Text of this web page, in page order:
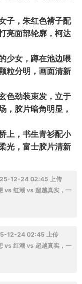
子，朱红色褙子配
亮面部轮廓，柯达
少女，蹲在池边喂
粒分明，画面清新
色劲装束发，立于
，胶片暗角明显，
上，书生青衫配小
光，富士胶片清新
12-24 02:45 上传
vs 红潮 vs 超越真实，一
12-24 02:45 上传
vs 红潮 vs 超越真实，一